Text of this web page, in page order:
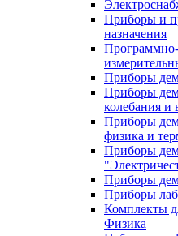
Приборы и
назначения
Приборы
Приборы
колебания и
Приборы
физика и
Приборы
Приборы
Приборы
Комплекты
Физика